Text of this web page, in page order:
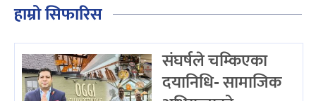
हाम्रो सिफारिस
संघर्षले चम्किएका
दयानिधि- सामाजिक